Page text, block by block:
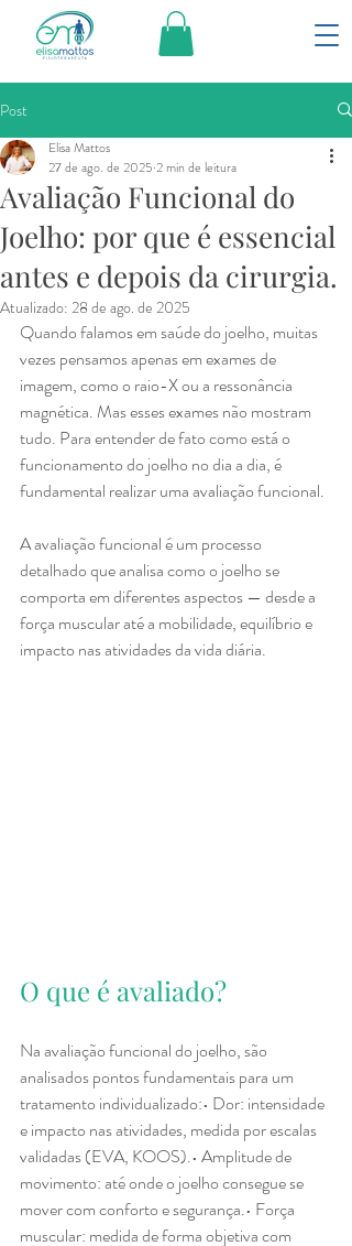
Post
Avaliação Funcional do
Joelho: por que é essencial
antes e depois da cirurgia.
Elisa Mattos
27 de ago. de 2025 2 min de leitura
Atualizado: 28 de ago. de 2025
Quando falamos em saúde do joelho, muitas
vezes pensamos apenas em exames de
imagem, como o raio-X ou a ressonância
magnética. Mas esses exames não mostram
tudo. Para entender de fato como está o
funcionamento do joelho no dia a dia, é
fundamental realizar uma avaliação funcional.
A avaliação funcional é um processo
detalhado que analisa como o joelho se
comporta em diferentes aspectos — desde a
força muscular até a mobilidade, equilíbrio e
impacto nas atividades da vida diária.
O que é avaliado?
Na avaliação funcional do joelho, são
analisados pontos fundamentais para um
tratamento individualizado:• Dor: intensidade
e impacto nas atividades, medida por escalas
validadas (EVA, KOOS).• Amplitude de
movimento: até onde o joelho consegue se
mover com conforto e segurança.• Força
muscular: medida de forma objetiva com